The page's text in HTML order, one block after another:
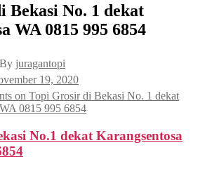
Bekasi No. 1 dekat
WA 0815 995 6854
By juragantopi
19, 2020
on Topi Grosir di Bekasi No. 1 dekat
0815 995 6854
No.1 dekat Karangsentosa